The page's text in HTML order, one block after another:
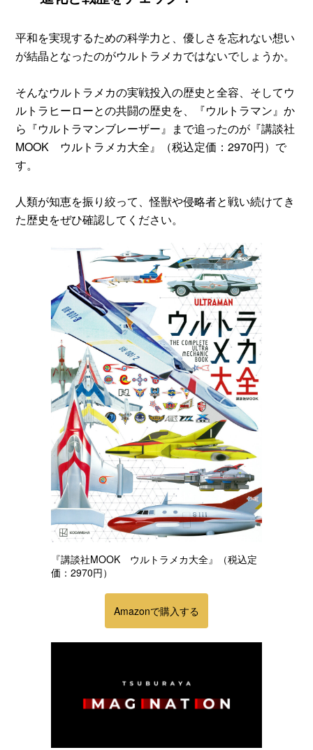
平和を実現するための科学力と、優しさを忘れない想い
が結晶となったのがウルトラメカではないでしょうか。
そんなウルトラメカの実戦投入の歴史と全容、そしてウ
ルトラヒーローとの共闘の歴史を、『ウルトラマン』か
ら『ウルトラマンブレーザー』まで追ったのが『講談社
MOOK ウルトラメカ大全』（税込定価：2970円）で
す。
人類が知恵を振り絞って、怪獣や侵略者と戦い続けてき
た歴史をぜひ確認してください。
『講談社MOOK ウルトラメカ大全』（税込定
価：2970円）
Amazonで購入する